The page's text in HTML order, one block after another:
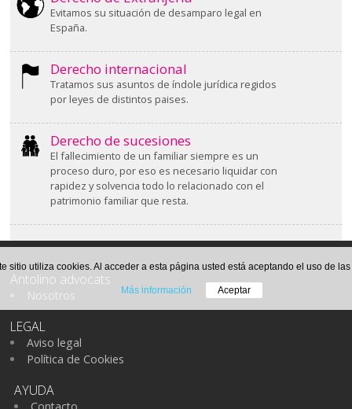
Evitamos su situación de desamparo legal en
España.
Derecho internacional
Tratamos sus asuntos de índole jurídica regidos
por leyes de distintos paises.
Derecho de sucesiones
El fallecimiento de un familiar siempre es un
proceso duro, por eso es necesario liquidar con
rapidez y solvencia todo lo relacionado con el
patrimonio familiar que resta.
Antolino advocats
Nosotros
LEGAL
Aviso legal
Política de Cookies
AYUDA
sitio utiliza cookies. Al acceder a esta página usted está aceptando el uso de las
Más información Aceptar